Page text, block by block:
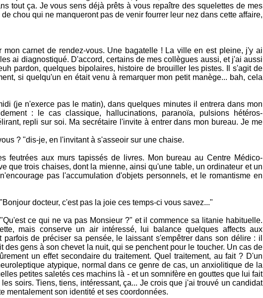
tout ça. Je vous sens déjà prêts à vous repaître des squelettes de mes
chou qui ne manqueront pas de venir fourrer leur nez dans cette affaire,
carnet de rendez-vous. Une bagatelle ! La ville en est pleine, j'y ai
ai diagnostiqué. D'accord, certains de mes collègues aussi, et j'ai aussi
pardon, quelques bipolaires, histoire de brouiller les pistes. Il s'agit de
si quelqu'un en était venu à remarquer mon petit manège... bah, cela
(je n'exerce pas le matin), dans quelques minutes il entrera dans mon
: le cas classique, hallucinations, paranoïa, pulsions hétéros-
repli sur soi. Ma secrétaire l'invite à entrer dans mon bureau. Je me
? "dis-je, en l'invitant à s'asseoir sur une chaise.
feutrées aux murs tapissés de livres. Mon bureau au Centre Médico-
que trois chaises, dont la mienne, ainsi qu'une table, un ordinateur et un
pas l'accumulation d'objets personnels, et le romantisme en
docteur, c'est pas la joie ces temps-ci vous savez..."
ce qui ne va pas Monsieur ?" et il commence sa litanie habituelle.
mais conserve un air intéressé, lui balance quelques affects aux
parfois de préciser sa pensée, le laissant s'empêtrer dans son délire : il
des gens à son chevet la nuit, qui se penchent pour le toucher. Un cas de
un effet secondaire du traitement. Quel traitement, au fait ? D'un
atypique, normal dans ce genre de cas, un anxiolitique de la
petites saletés ces machins là - et un somnifère en gouttes que lui fait
soirs. Tiens, tiens, intéressant, ça... Je crois que j'ai trouvé un candidat
mentalement son identité et ses coordonnées.